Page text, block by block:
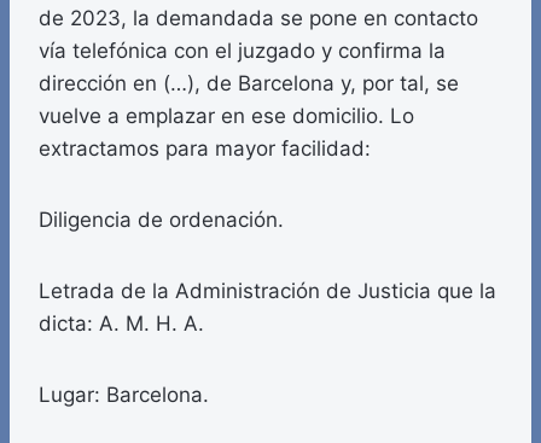
de 2023, la demandada se pone en contacto
vía telefónica con el juzgado y confirma la
dirección en (…), de Barcelona y, por tal, se
vuelve a emplazar en ese domicilio. Lo
extractamos para mayor facilidad:
Diligencia de ordenación.
Letrada de la Administración de Justicia que la
dicta: A. M. H. A.
Lugar: Barcelona.